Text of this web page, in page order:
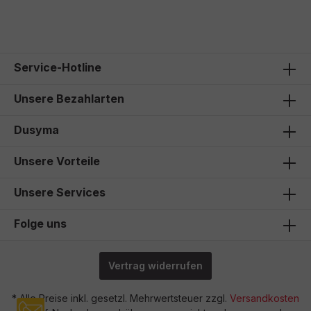
Service-Hotline
Unsere Bezahlarten
Dusyma
Unsere Vorteile
Unsere Services
Folge uns
Vertrag widerrufen
* Alle Preise inkl. gesetzl. Mehrwertsteuer zzgl. Versandkosten